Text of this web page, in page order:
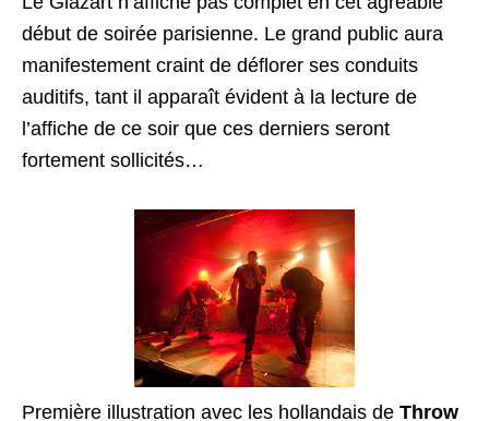
début de soirée parisienne. Le grand public aura
manifestement craint de déflorer ses conduits
auditifs, tant il apparaît évident à la lecture de
l’affiche de ce soir que ces derniers seront
fortement sollicités…
Première illustration avec les hollandais de Throw